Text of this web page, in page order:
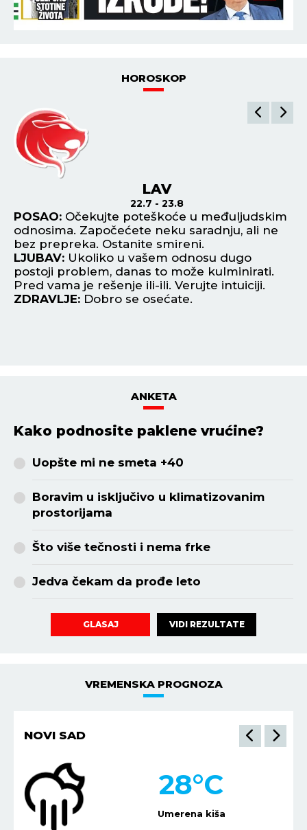
HOROSKOP
LAV
22.7 - 23.8
POSAO: Očekujte poteškoće u međuljudskim
odnosima. Započećete neku saradnju, ali ne
bez prepreka. Ostanite smireni.
LJUBAV: Ukoliko u vašem odnosu dugo
postoji problem, danas to može kulminirati.
Pred vama je rešenje ili-ili. Verujte intuiciji.
ZDRAVLJE: Dobro se osećate.
ANKETA
Kako podnosite paklene vrućine?
Uopšte mi ne smeta +40
Boravim u isključivo u klimatizovanim
prostorijama
Što više tečnosti i nema frke
Jedva čekam da prođe leto
GLASAJ VIDI REZULTATE
VREMENSKA PROGNOZA
NOVI SAD
Umerena kiša
28°C